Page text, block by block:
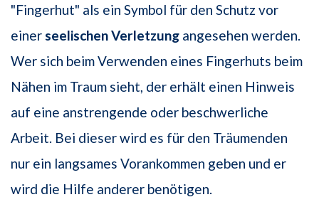
"Fingerhut" als ein Symbol für den Schutz vor
einer seelischen Verletzung angesehen werden.
Wer sich beim Verwenden eines Fingerhuts beim
Nähen im Traum sieht, der erhält einen Hinweis
auf eine anstrengende oder beschwerliche
Arbeit. Bei dieser wird es für den Träumenden
nur ein langsames Vorankommen geben und er
wird die Hilfe anderer benötigen.